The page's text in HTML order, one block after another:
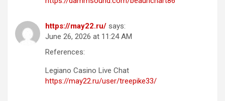
https://may22.ru/ says:
June 26, 2026 at 11:24 AM
References:
Legiano Casino Live Chat
https://may22.ru/user/treepike33/